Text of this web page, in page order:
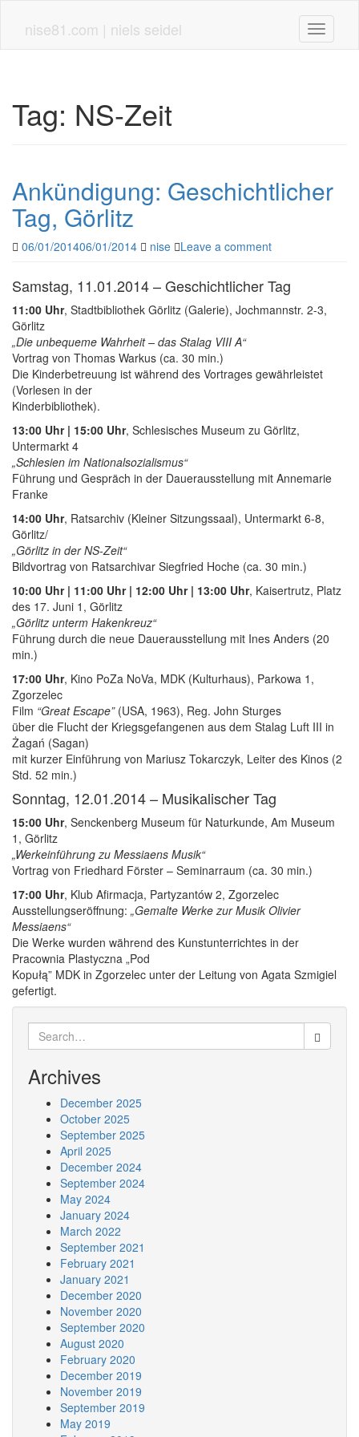
nise81.com | niels seidel Toggle
Tag: NS-Zeit
Ankündigung: Geschichtlicher
Tag, Görlitz
06/01/201406/01/2014 nise Leave a comment
Samstag, 11.01.2014 – Geschichtlicher Tag
11:00 Uhr, Stadtbibliothek Görlitz (Galerie), Jochmannstr. 2-3,
Görlitz
„Die unbequeme Wahrheit – das Stalag VIII A“
Vortrag von Thomas Warkus (ca. 30 min.)
Die Kinderbetreuung ist während des Vortrages gewährleistet
(Vorlesen in der
Kinderbibliothek).
13:00 Uhr | 15:00 Uhr, Schlesisches Museum zu Görlitz,
Untermarkt 4
„Schlesien im Nationalsozialismus“
Führung und Gespräch in der Dauerausstellung mit Annemarie
Franke
14:00 Uhr, Ratsarchiv (Kleiner Sitzungssaal), Untermarkt 6-8,
Görlitz/
„Görlitz in der NS-Zeit“
Bildvortrag von Ratsarchivar Siegfried Hoche (ca. 30 min.)
10:00 Uhr | 11:00 Uhr | 12:00 Uhr | 13:00 Uhr, Kaisertrutz, Platz
des 17. Juni 1, Görlitz
„Görlitz unterm Hakenkreuz“
Führung durch die neue Dauerausstellung mit Ines Anders (20
min.)
17:00 Uhr, Kino PoZa NoVa, MDK (Kulturhaus), Parkowa 1,
Zgorzelec
Film “Great Escape”(USA, 1963), Reg. John Sturges
über die Flucht der Kriegsgefangenen aus dem Stalag Luft III in
Żagań (Sagan)
mit kurzer Einführung von Mariusz Tokarczyk, Leiter des Kinos (2
Std. 52 min.)
Sonntag, 12.01.2014 – Musikalischer Tag
15:00 Uhr, Senckenberg Museum für Naturkunde, Am Museum
1, Görlitz
„Werkeinführung zu Messiaens Musik“
Vortrag von Friedhard Förster – Seminarraum (ca. 30 min.)
17:00 Uhr, Klub Afirmacja, Partyzantów 2, Zgorzelec
Ausstellungseröffnung: „Gemalte Werke zur Musik Olivier
Messiaens“
Die Werke wurden während des Kunstunterrichtes in der
Pracownia Plastyczna „Pod
Kopułą” MDK in Zgorzelec unter der Leitung von Agata Szmigiel
gefertigt.
Search
for:
Archives
December 2025
October 2025
September 2025
April 2025
December 2024
September 2024
May 2024
January 2024
March 2022
September 2021
February 2021
January 2021
December 2020
November 2020
September 2020
August 2020
February 2020
December 2019
November 2019
September 2019
May 2019